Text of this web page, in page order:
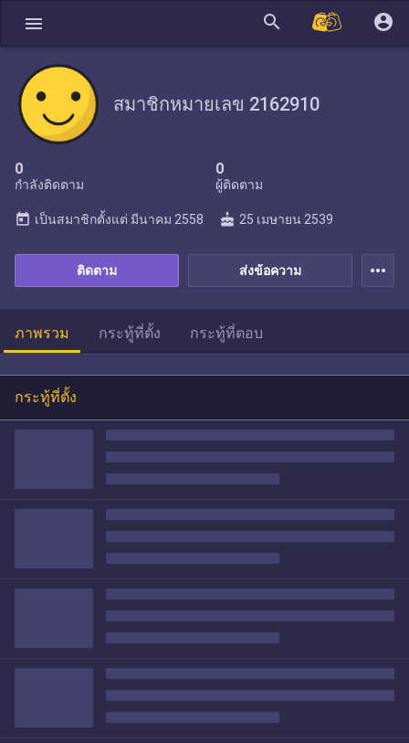
menu search account_circle
สมาชิกหมายเลข 2162910
0
กำลังติดตาม
0
ผู้ติดตาม
ส่งข้อความ
ติดตาม
today เป็นสมาชิกตั้งแต่ มีนาคม 2558 cake 25 เมษายน 2539
more_horiz
ภาพรวม กระทู้ที่ตั้ง กระทู้ที่ตอบ
กระทู้ที่ตั้ง